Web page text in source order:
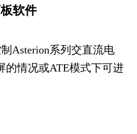
软件
Asterion系列交直流电
的情况或ATE模式下可进